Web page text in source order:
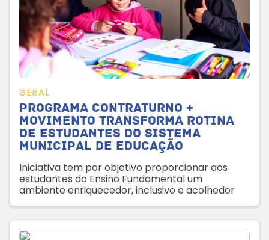
GERAL
Programa Contraturno +
Movimento transforma rotina
de estudantes do Sistema
Municipal de Educação
Iniciativa tem por objetivo proporcionar aos
estudantes do Ensino Fundamental um
ambiente enriquecedor, inclusivo e acolhedor